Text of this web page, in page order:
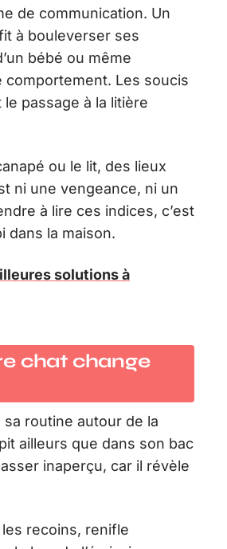
de communication. Un
à bouleverser ses
bébé ou même
comportement. Les soucis
passage à la litière
ou le lit, des lieux
ni une vengeance, ni un
à lire ces indices, c’est
dans la maison.
solutions à
chat change
sa routine autour de la
ailleurs que dans son bac
inaperçu, car il révèle
recoins, renifle